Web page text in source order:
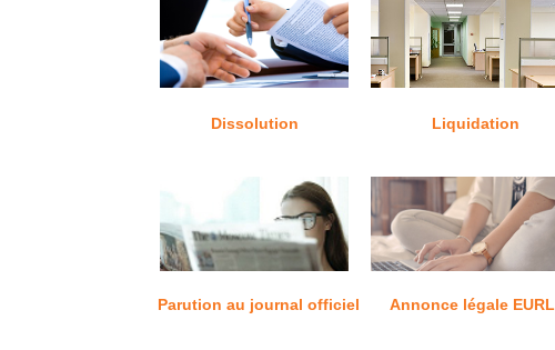
Dissolution Liquidation
Parution au journal officiel Annonce légale EURL